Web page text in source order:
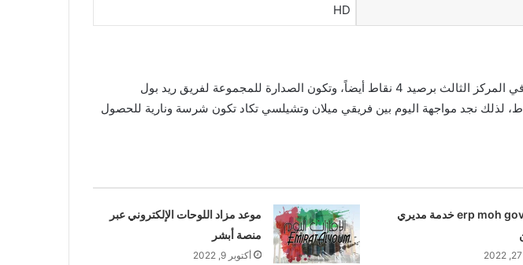
HD
يحتل فريق تشيلي المركز الثاني في ترتيب المجموعة برصيد 4 نقاط، بينما يأتي فريق ميلان في المركز الثالث برصيد 4 نقاط أيضاً، وتكون الصدارة للمجموعة لفريق ريد بول
برصيد 5 نقاط، ويأتي في المركز الأخير للمجموعة فريق دينامو زغرب برصيد 3 نقاط، لذلك نجد مواجهة اليوم بين فريقي ميلان وتشيلسي تكاد تكون شرسة ونارية للحصول
رابط erp moh gov sa خدمة مديري
موعد مزاد اللوحات الإلكتروني عبر
منصة أبشر
أكتوبر 9, 2022